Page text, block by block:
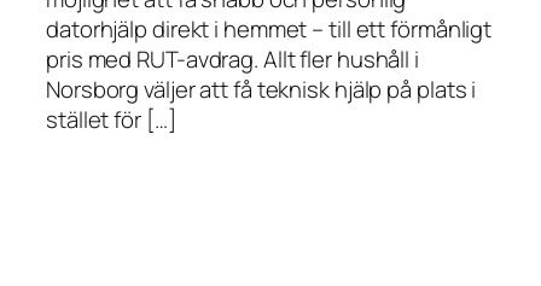
datorhjälp direkt i hemmet – till ett förmånligt
pris med RUT-avdrag. Allt fler hushåll i
Norsborg väljer att få teknisk hjälp på plats i
stället för […]